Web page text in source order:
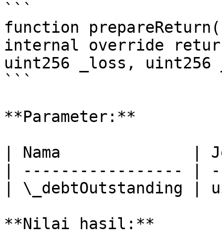
```
function
internal override
uint256 _loss, uint256
```
**Parameter:**
| Nama              |
| ----------------- |
| \_debtOutstanding
**Nilai hasil:**